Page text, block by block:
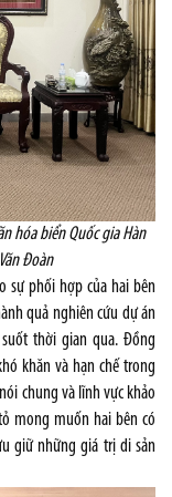
hóa biển Quốc gia Hàn
Đoàn
sự phối hợp của hai bên
quả nghiên cứu dự án
thời gian qua. Đồng
khăn và hạn chế trong
chung và lĩnh vực khảo
mong muốn hai bên có
giữ những giá trị di sản